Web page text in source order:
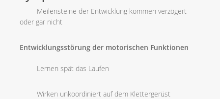
Meilensteine der Entwicklung kommen verzögert
oder gar nicht
Entwicklungsstörung der motorischen Funktionen
Lernen spät das Laufen
Wirken unkoordiniert auf dem Klettergerüst